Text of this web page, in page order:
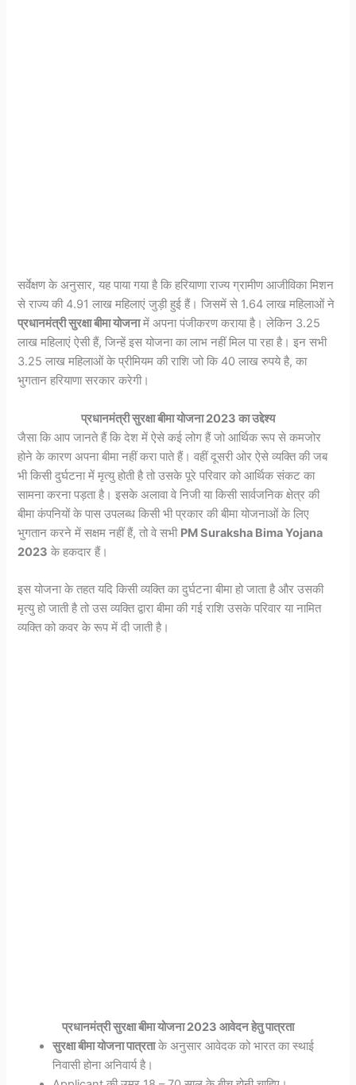
सर्वेक्षण के अनुसार, यह पाया गया है कि हरियाणा राज्य ग्रामीण आजीविका मिशन
से राज्य की 4.91 लाख महिलाएं जुड़ी हुई हैं। जिसमें से 1.64 लाख महिलाओं ने
प्रधानमंत्री सुरक्षा बीमा योजनामें अपना पंजीकरण कराया है। लेकिन 3.25
लाख महिलाएं ऐसी हैं, जिन्हें इस योजना का लाभ नहीं मिल पा रहा है। इन सभी
3.25 लाख महिलाओं के प्रीमियम की राशि जो कि 40 लाख रुपये है, का
भुगतान हरियाणा सरकार करेगी।
प्रधानमंत्री सुरक्षा बीमा योजना 2023 का उद्देश्य
जैसा कि आप जानते हैं कि देश में ऐसे कई लोग हैं जो आर्थिक रूप से कमजोर
होने के कारण अपना बीमा नहीं करा पाते हैं। वहीं दूसरी ओर ऐसे व्यक्ति की जब
भी किसी दुर्घटना में मृत्यु होती है तो उसके पूरे परिवार को आर्थिक संकट का
सामना करना पड़ता है। इसके अलावा वे निजी या किसी सार्वजनिक क्षेत्र की
बीमा कंपनियों के पास उपलब्ध किसी भी प्रकार की बीमा योजनाओं के लिए
भुगतान करने में सक्षम नहीं हैं, तो वे सभी PM Suraksha Bima Yojana
2023 के हकदार हैं।
इस योजना के तहत यदि किसी व्यक्ति का दुर्घटना बीमा हो जाता है और उसकी
मृत्यु हो जाती है तो उस व्यक्ति द्वारा बीमा की गई राशि उसके परिवार या नामित
व्यक्ति को कवर के रूप में दी जाती है।
प्रधानमंत्रीसुरक्षाबीमायोजना2023 आवेदनहेतुपात्रता
सुरक्षा बीमा योजना पात्रताके अनुसार आवेदक को भारत का स्थाई
निवासी होना अनिवार्य है।